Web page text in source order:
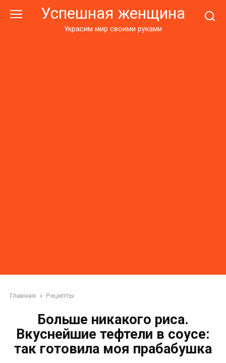
Успешная женщина
Украсим мир своими руками
Главная » Рецепты
Больше никакого риса.
Вкуснейшие тефтели в соусе:
так готовила моя прабабушка